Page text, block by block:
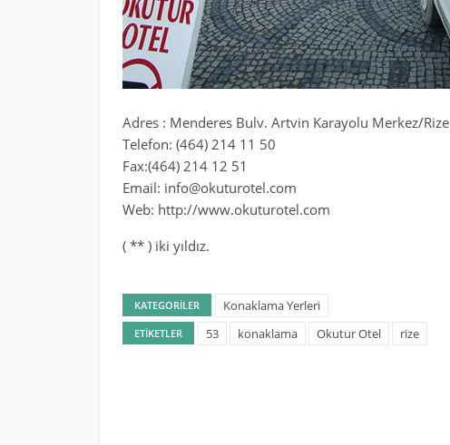
Adres : Menderes Bulv. Artvin Karayolu Merkez/Rize
Telefon: (464) 214 11 50
Fax:(464) 214 12 51
Email: info@okuturotel.com
Web: http://www.okuturotel.com
( ** ) iki yıldız.
KATEGORILER Konaklama Yerleri
ETIKETLER 53 konaklama Okutur Otel rize